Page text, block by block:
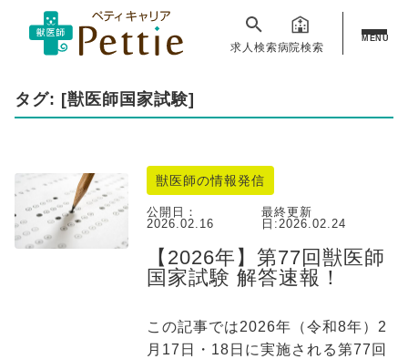
求人検索病院検索
MENU
タグ: [獣医師国家試験]
獣医師の情報発信
公開日：
2026.02.16
最終更新
日:2026.02.24
【2026年】第77回獣医師
国家試験 解答速報！
この記事では2026年（令和8年）2
月17日・18日に実施される第77回